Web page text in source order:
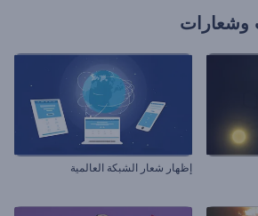
وشعارات
إظهار شعار الشبكة العالمية